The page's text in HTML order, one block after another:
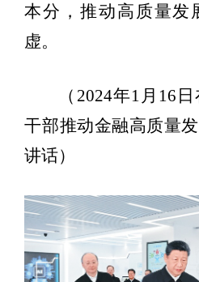
本分，推动高质量发
虚。
（2024年1月16
干部推动金融高质量
讲话）